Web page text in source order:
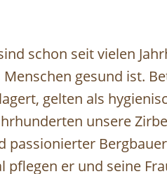
schon seit vielen
gesund ist.
gelten als
unsere
passionierter
pflegen er und seine